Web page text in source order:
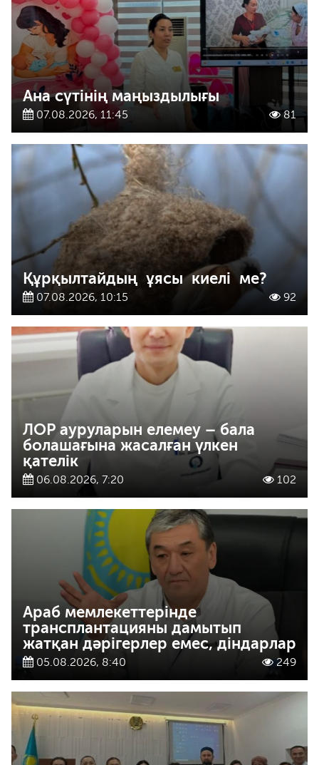
Ана сүтінің маңыздылығы
07.08.2026, 11:45 81
Құрқылтайдың ұясы киелі ме?
07.08.2026, 10:15 92
ЛОР ауруларын елемеу – бала
болашағына жасалған үлкен
қателік
06.08.2026, 7:20 102
Араб мемлекеттерінде
трансплантацияны дамытып
жатқан дәрігерлер емес, діндарлар
05.08.2026, 8:40 249